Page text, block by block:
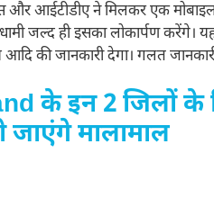
आईटीडीए ने मिलकर एक मोबाइल
जल्द ही इसका लोकार्पण करेंगे।
की जानकारी देगा। गलत
के इन 2 जिलों के
जाएंगे मालामाल